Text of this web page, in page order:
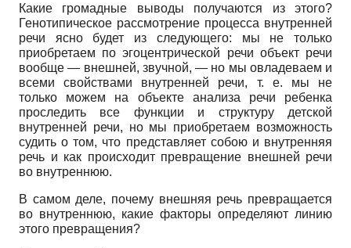
Какие громадные выводы получаются из этого?
Генотипическое рассмотрение процесса внутренней
речи ясно будет из следующего: мы не только
приобретаем по эгоцентрической речи объект речи
вообще— внешней, звучной, — но мы овладеваем и
всеми свойствами внутренней речи, т. е. мы не
только можем на объекте анализа речи ребенка
проследить все функции и структуру детской
внутренней речи, но мы приобретаем возможность
судить о том, что представляет собою и внутренняя
речь и как происходит превращение внешней речи
во внутреннюю.
В самом деле, почему внешняя речь превращается
во внутреннюю, какие факторы определяют линию
этого превращения?